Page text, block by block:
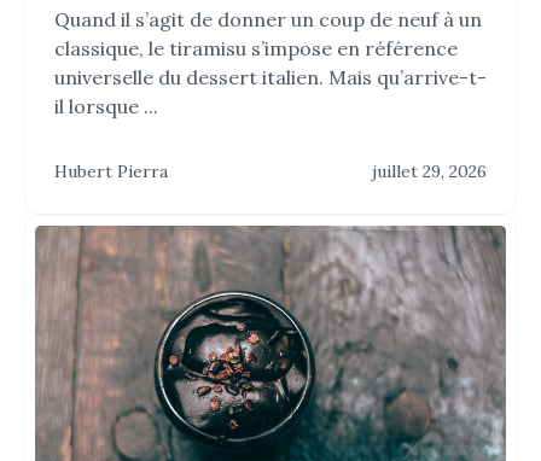
Quand il s’agit de donner un coup de neuf à un
classique, le tiramisu s’impose en référence
universelle du dessert italien. Mais qu’arrive-t-
il lorsque ...
Hubert Pierra juillet 29, 2026